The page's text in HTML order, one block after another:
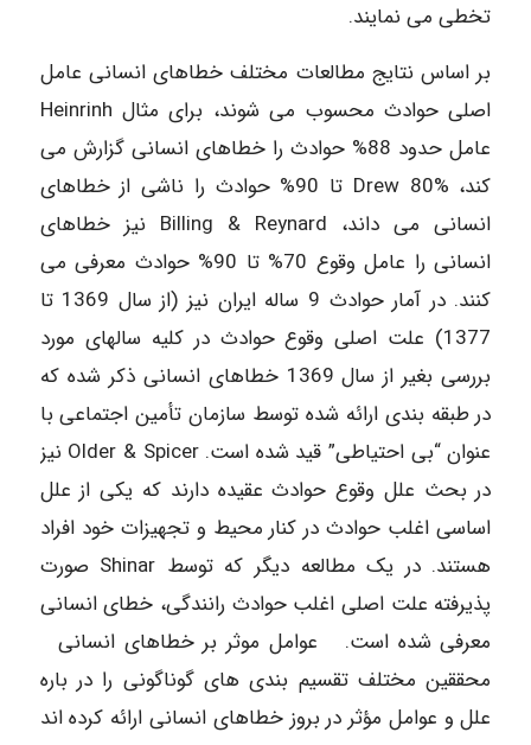
تخطی می نمایند.
بر اساس نتایج مطالعات مختلف خطاهای انسانی عامل
اصلی حوادث محسوب می شوند، برای مثال Heinrinh
عامل حدود 88% حوادث را خطاهای انسانی گزارش می
کند، Drew 80% تا 90% حوادث را ناشی از خطاهای
انسانی می داند، Billing & Reynard نیز خطاهای
انسانی را عامل وقوع 70% تا 90% حوادث معرفی می
کنند. در آمار حوادث 9 ساله ایران نیز (از سال 1369 تا
1377) علت اصلی وقوع حوادث در کلیه سالهای مورد
بررسی بغیر از سال 1369 خطاهای انسانی ذکر شده که
در طبقه بندی ارائه شده توسط سازمان تأمین اجتماعی با
عنوان “بی احتیاطی” قید شده است. Older & Spicer نیز
در بحث علل وقوع حوادث عقیده دارند که یکی از علل
اساسی اغلب حوادث در کنار محیط و تجهیزات خود افراد
هستند. در یک مطالعه دیگر که توسط Shinar صورت
پذیرفته علت اصلی اغلب حوادث رانندگی، خطای انسانی
معرفی شده است. عوامل موثر بر خطاهای انسانی
محققین مختلف تقسیم بندی های گوناگونی را در باره
علل و عوامل مؤثر در بروز خطاهای انسانی ارائه کرده اند